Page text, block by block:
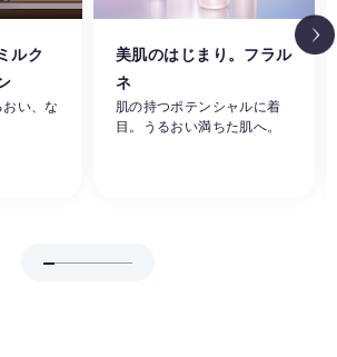
ルク
い、な
美肌のはじまり。フラル
ネ
肌の持つポテンシャルに着
目。うるおい満ちた肌へ。